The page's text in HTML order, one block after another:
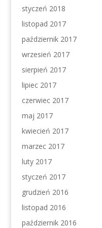
styczeń 2018
listopad 2017
październik 2017
wrzesień 2017
sierpień 2017
lipiec 2017
czerwiec 2017
maj 2017
kwiecień 2017
marzec 2017
luty 2017
styczeń 2017
grudzień 2016
listopad 2016
październik 2016